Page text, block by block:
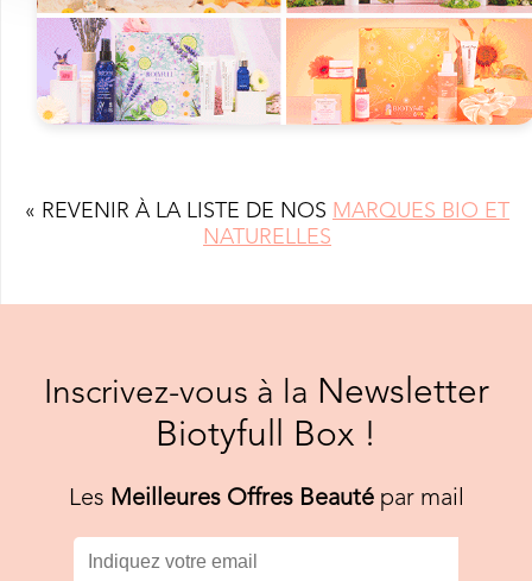
« REVENIR À LA LISTE DE NOS MARQUES BIO ET
NATURELLES
Inscrivez-vous à la Newsletter
Biotyfull Box !
Les Meilleures Offres Beautépar mail